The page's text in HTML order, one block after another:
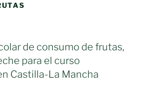
de consumo de frutas,
para el curso
Castilla-La Mancha